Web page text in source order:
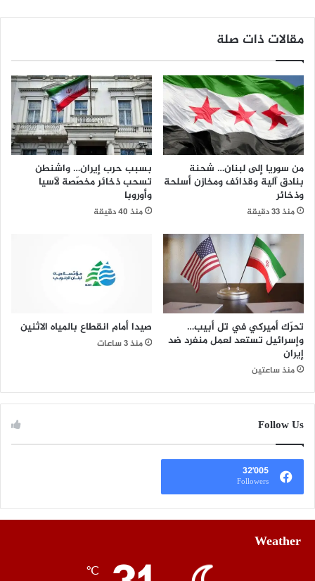
مقالات ذات صلة
من سوريا إلى لبنان… شحنة
بنادق آلية وقذائف ومخازن أسلحة
وذخائر
منذ 33 دقيقة
بسبب حرب إيران… واشنطن
تسحب ذخائر مخصّصة لآسيا
وأوروبا
منذ 40 دقيقة
تحرّك أميركي في تل أبيب…
وإسرائيل تستعد لعمل منفرد ضد
إيران
منذ ساعتين
صيدا أمام انقطاع بالمياه الاثنين
منذ 3 ساعات
Follow Us
32٬005
Followers
Weather
℃